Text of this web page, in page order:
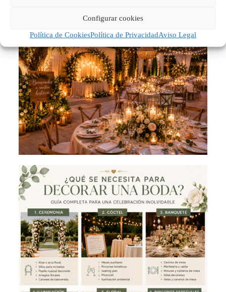
Configurar cookies
Política de CookiesPolítica de PrivacidadAviso Legal